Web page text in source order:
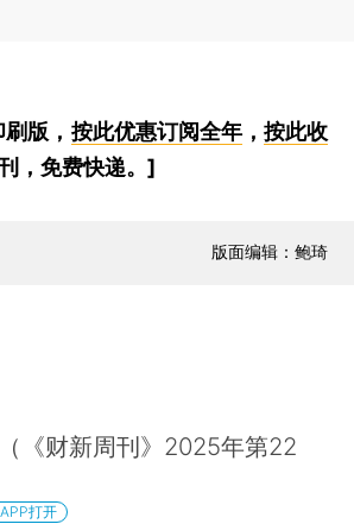
版， 按此优惠订阅全年， 按此收
，免费快递。]
版面编辑：鲍琦
《财新周刊》2025年第22
APP打开